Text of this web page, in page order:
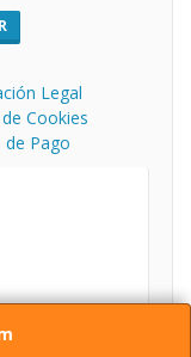
Legal
Cookies
de Pago